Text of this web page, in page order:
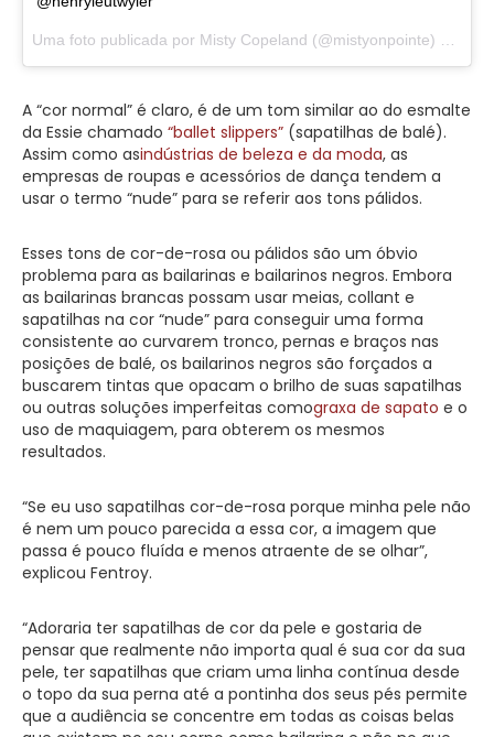
A “cor normal” é claro, é de um tom similar ao do esmalte
da Essie chamado “ballet slippers” (sapatilhas de balé).
Assim como asindústrias de beleza e da moda, as
empresas de roupas e acessórios de dança tendem a
usar o termo “nude” para se referir aos tons pálidos.
Esses tons de cor-de-rosa ou pálidos são um óbvio
problema para as bailarinas e bailarinos negros. Embora
as bailarinas brancas possam usar meias, collant e
sapatilhas na cor “nude” para conseguir uma forma
consistente ao curvarem tronco, pernas e braços nas
posições de balé, os bailarinos negros são forçados a
buscarem tintas que opacam o brilho de suas sapatilhas
ou outras soluções imperfeitas comograxa de sapato e o
uso de maquiagem, para obterem os mesmos
resultados.
“Se eu uso sapatilhas cor-de-rosa porque minha pele não
é nem um pouco parecida a essa cor, a imagem que
passa é pouco fluída e menos atraente de se olhar”,
explicou Fentroy.
“Adoraria ter sapatilhas de cor da pele e gostaria de
pensar que realmente não importa qual é sua cor da sua
pele, ter sapatilhas que criam uma linha contínua desde
o topo da sua perna até a pontinha dos seus pés permite
que a audiência se concentre em todas as coisas belas